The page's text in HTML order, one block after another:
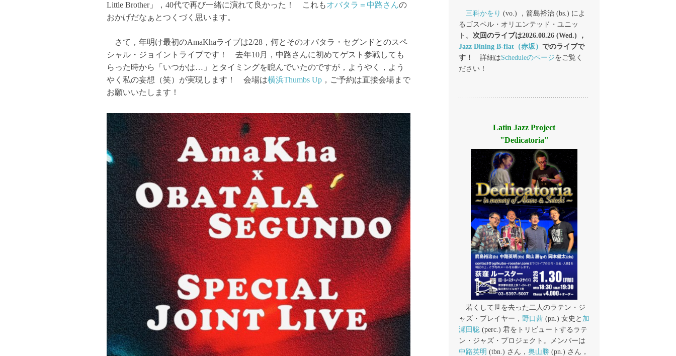
Little Brother」，40代で再び一緒に演れて良かった！ これもオバタラ＝中路さんの
おかげだなぁとつくづく思います。
さて，年明け最初のAmaKhaライブは2/28，何とそのオバタラ・セグンドとのスペ
シャル・ジョイントライブです！ 去年10月，中路さんに初めてゲスト参戦しても
らった時から「いつかは…」とタイミングを睨んでいたのですが，ようやく，よう
やく私の妄想（笑）が実現します！ 会場は横浜Thumbs Up ，ご予約は直接会場まで
お願いいたします！
三科かをり (vo.) ，箭島裕治 (bs.) によ
るゴスペル・オリエンテッド・ユニッ
ト。 次回のライブは2026.08.26 (Wed.) ，
Jazz Dining B-flat（赤坂） でのライブで
す！
詳細はScheduleのページをご覧く
ださい！
Latin Jazz Project
"Dedicatoria"
若くして世を去った二人のラテン・ジ
ャズ・プレイヤー， 野口茜 (pn.) 女史と 加
瀬田聡 (perc.) 君をトリビュートするラテ
ン・ジャズ・プロジェクト。メンバーは
中路英明 (tbn.) さん， 奥山勝 (pn.) さん，